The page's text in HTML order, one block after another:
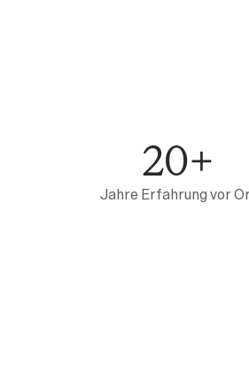
20+
Jahre Erfahrung vor